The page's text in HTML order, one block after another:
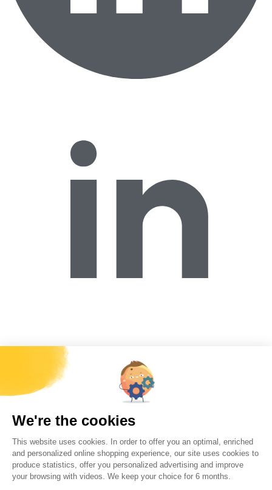
フォレクルージャパン株式会社
東京都中央区日本橋本町2-2-2
YS日本橋ビル2階
japan@forecreu.com
フォレクルーで働く お問い合わせ
アメリカの在庫 フィージビリティ・シュミレーター 販売条
件
Forecreuのニュースを毎月、受け取るには下記のボックスに
メールアドレスを入力して送信して下さい。